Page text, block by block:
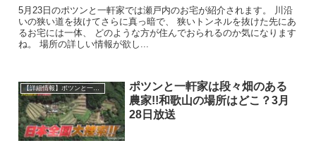
5月23日のポツンと一軒家では瀬戸内のお宅が紹介されます。 川沿
いの狭い道を抜けてさらに真っ暗で、 狭いトンネルを抜けた先にあ
るお宅には一体、 どのような方が住んでおられるのか気になります
ね。 場所の詳しい情報が欲し...
【詳細情報】ポツンと一軒家の場所はどこ？
ポツンと一軒家は段々畑のある
農家!!和歌山の場所はどこ？3月
28日放送